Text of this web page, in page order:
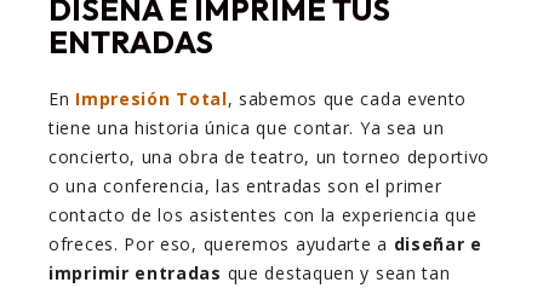
DISEÑA E IMPRIME TUS
ENTRADAS
En Impresión Total, sabemos que cada evento
tiene una historia única que contar. Ya sea un
concierto, una obra de teatro, un torneo deportivo
o una conferencia, las entradas son el primer
contacto de los asistentes con la experiencia que
ofreces. Por eso, queremos ayudarte a diseñar e
imprimir entradas que destaquen y sean tan